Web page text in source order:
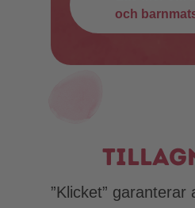
och
”Klicket”